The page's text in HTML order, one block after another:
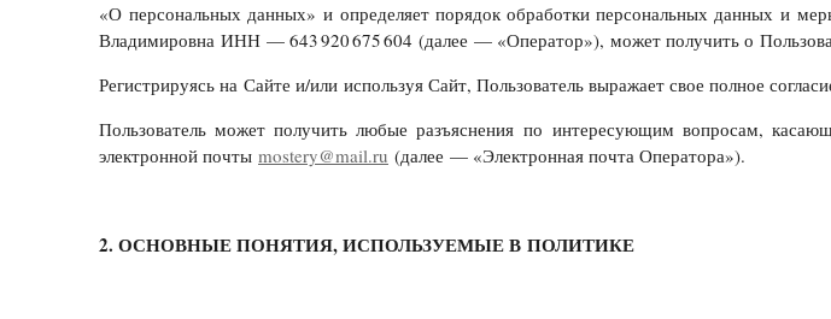
«О персональных данных» и определяет порядок обработки персональных данных и
Владимировна ИНН — 643 920 675 604 (далее — «Оператор»), может получить о
Регистрируясь на Сайте и/или используя Сайт, Пользователь выражает свое полное
Пользователь может получить любые разъяснения по интересующим вопросам,
электронной почты mostery@mail.ru (далее — «Электронная почта Оператора»).
2. ОСНОВНЫЕ ПОНЯТИЯ, ИСПОЛЬЗУЕМЫЕ В ПОЛИТИКЕ